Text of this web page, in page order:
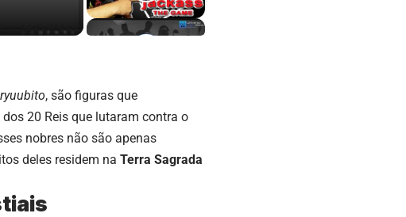
, são figuras que
20 Reis que lutaram contra o
nobres não são apenas
deles residem na Terra Sagrada